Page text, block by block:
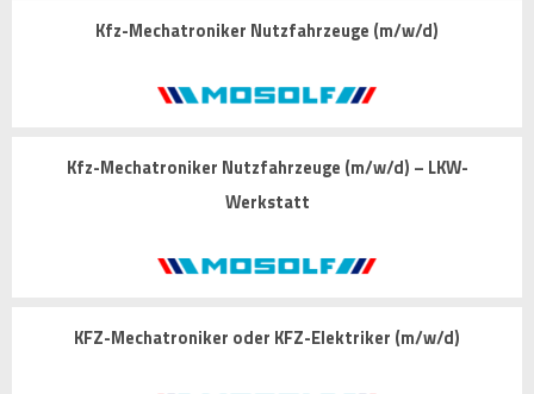
Kfz-Mechatroniker Nutzfahrzeuge (m/w/d)
Kfz-Mechatroniker Nutzfahrzeuge (m/w/d) – LKW-
Werkstatt
KFZ-Mechatroniker oder KFZ-Elektriker (m/w/d)